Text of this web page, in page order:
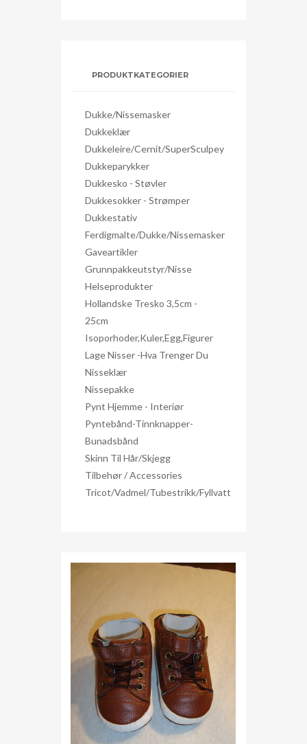
PRODUKTKATEGORIER
Dukke/nissemasker
Dukkeklær
Dukkeleire/Cernit/SuperSculpey
Dukkeparykker
Dukkesko - Støvler
Dukkesokker - Strømper
Dukkestativ
Ferdigmalte/dukke/nissemasker
Gaveartikler
Grunnpakkeutstyr/nisse
Helseprodukter
Hollandske Tresko 3,5cm -
25cm
Isoporhoder,kuler,egg,figurer
Lage Nisser -hva Trenger Du
Nisseklær
Nissepakke
Pynt Hjemme - Interiør
Pyntebånd-Tinnknapper-
Bunadsbånd
Skinn Til Hår/skjegg
Tilbehør / Accessories
Tricot/Vadmel/Tubestrikk/Fyllvatt